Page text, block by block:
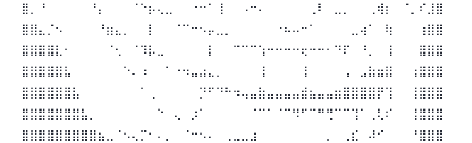
⣿⡀⠘⠀⠀⠀⠀⠀⠘⡄⠀⠀⠀⠈⠑⡦⢄⣀⠀⠀⠐⠒⠁⢸⠀⠀⠠⠒⠄⠀⠀⠀⠀⠀⢀⠇⠀⣀⡀⠀⠀⢀⢾⡆⠀⠈⡀⠎⣸⣿
⣿⣿⣄⡈⠢⠀⠀⠀⠀⠘⣶⣄⡀⠀⠀⡇⠀⠀⠈⠉⠒⠢⡤⣀⡀⠀⠀⠀⠀⠀⠐⠦⠤⠒⠁⠀⠀⠀⠀⣀⢴⠁⠀⢷⠀⠀⠀⢰⣿⣿
⣿⣿⣿⣿⣇⠂⠀⠀⠀⠀⠈⢂⠀⠈⠹⡧⣀⠀⠀⠀⠀⠀⡇⠀⠀⠉⠉⠉⢱⠒⠒⠒⠒⢖⠒⠒⠂⠙⠏⠀⠘⡀⠀⢸⠀⠀⠀⣿⣿⣿
⣿⣿⣿⣿⣿⣧⠀⠀⠀⠀⠀⠀⠑⠄⠰⠀⠀⠁⠐⠲⣤⣴⣄⡀⠀⠀⠀⠀⢸⠀⠀⠀⠀⢸⠀⠀⠀⠀⢠⠀⣠⣷⣶⣿⠀⠀⢰⣿⣿⣿
⣿⣿⣿⣿⣿⣿⣧⠀⠀⠀⠀⠀⠀⠀⠁⢀⠀⠀⠀⠀⠀⡙⠋⠙⠓⠲⢤⣤⣷⣤⣤⣤⣤⣾⣦⣤⣤⣶⣿⣿⣿⣿⡟⢹⠀⠀⢸⣿⣿⣿
⣿⣿⣿⣿⣿⣿⣿⣧⡀⠀⠀⠀⠀⠀⠀⠀⠑⠀⢄⠀⡰⠁⠀⠀⠀⠀⠀⠈⠉⠁⠈⠉⠻⠋⠉⠛⢛⠉⠉⢹⠁⢀⢇⠎⠀⠀⢸⣿⣿⣿
⣿⣿⣿⣿⣿⣿⣿⣿⣿⣦⣀⠈⠢⢄⡉⠂⠄⡀⠀⠈⠒⠢⠄⠀⢀⣀⣀⣰⠀⠀⠀⠀⠀⠀⠀⠀⡀⠀⢀⣎⠀⠼⠊⠀⠀⠀⠘⣿⣿⣿